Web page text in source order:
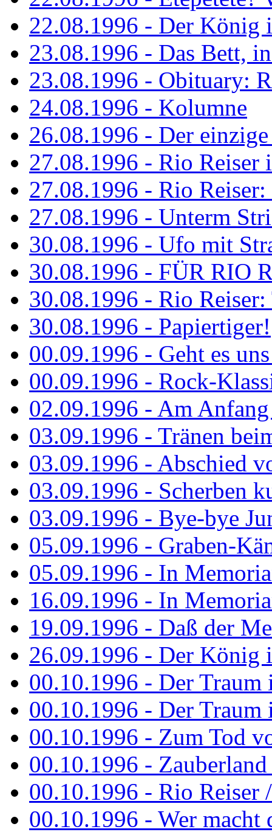
22.08.1996 - Der König
23.08.1996 - Das Bett,
23.08.1996 - Obituary:
24.08.1996 - Kolumne
26.08.1996 - Der
27.08.1996 - Rio Reiser
27.08.1996 - Rio
27.08.1996 - Unterm
30.08.1996 - Ufo mit
30.08.1996 - FÜR RIO
30.08.1996 - Rio
30.08.1996 - Papiertiger!
00.09.1996 - Geht es
00.09.1996 - Rock-
02.09.1996 - Am
03.09.1996 - Tränen
03.09.1996 - Abschied
03.09.1996 - Scherben
03.09.1996 - Bye-bye
05.09.1996 - Graben-
05.09.1996 - In
16.09.1996 - In
19.09.1996 - Daß der
26.09.1996 - Der König
00.10.1996 - Der Traum
00.10.1996 - Der Traum
00.10.1996 - Zum Tod
00.10.1996 -
00.10.1996 - Rio Reiser
00.10.1996 - Wer macht